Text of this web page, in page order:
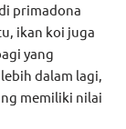
primadona
ikan koi juga
yang
dalam lagi,
memiliki nilai